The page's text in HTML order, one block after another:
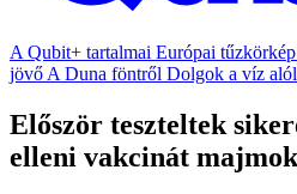
A Qubit+ tartalmai Európai tűzkörkép
jövő A Duna föntről Dolgok a víz alól
Először teszteltek
elleni vakcinát